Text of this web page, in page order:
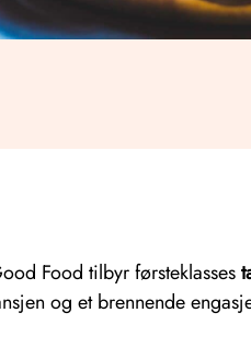
Food tilbyr førsteklasses
og et brennende